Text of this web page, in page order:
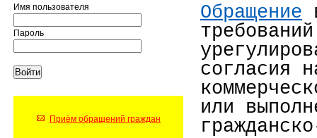
Имя пользователя
Пароль
Приём обращений граждан
Обращение
согласия
или